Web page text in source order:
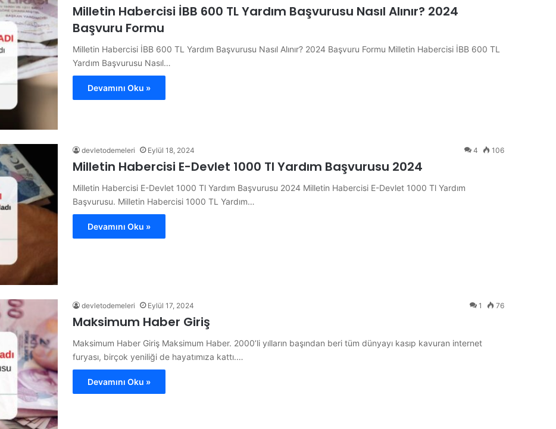
Milletin Habercisi İBB 600 TL Yardım Başvurusu Nasıl Alınır? 2024
Başvuru Formu
Milletin Habercisi İBB 600 TL Yardım Başvurusu Nasıl Alınır? 2024 Başvuru Formu Milletin Habercisi İBB 600 TL
Yardım Başvurusu Nasıl…
Devamını Oku »
devletodemeleri Eylül 18, 2024 4 106
Milletin Habercisi E-Devlet 1000 Tl Yardım Başvurusu 2024
Milletin Habercisi E-Devlet 1000 Tl Yardım Başvurusu 2024 Milletin Habercisi E-Devlet 1000 Tl Yardım
Başvurusu. Milletin Habercisi 1000 TL Yardım…
Devamını Oku »
devletodemeleri Eylül 17, 2024 1 76
Maksimum Haber Giriş
Maksimum Haber Giriş Maksimum Haber. 2000’li yılların başından beri tüm dünyayı kasıp kavuran internet
furyası, birçok yeniliği de hayatımıza kattı.…
Devamını Oku »